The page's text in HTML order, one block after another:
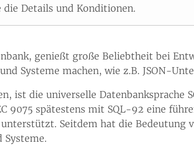
Details und Konditionen.
genießt große Beliebtheit bei
Systeme machen, wie z.B. JSON-
ist die universelle Datenbanksprache
9075 spätestens mit SQL-92 eine
Seitdem hat die Bedeutung